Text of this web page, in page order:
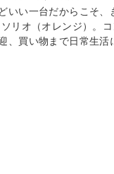
いい一台だからこそ
リオ（オレンジ）。
、買い物まで日常生